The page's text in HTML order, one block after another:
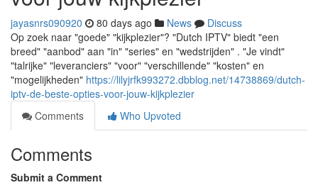
jayasnrs090920 80 days ago News
Discuss
Op zoek naar "goede" "kijkplezier"? "Dutch IPTV" biedt "een
breed" "aanbod" aan "in" "series" en "wedstrijden" . "Je vindt"
"talrijke" "leveranciers" "voor" "verschillende" "kosten" en
"mogelijkheden" https://lilyjrfk993272.dbblog.net/14738869/dutch-
iptv-de-beste-opties-voor-jouw-kijkplezier
Comments
Who Upvoted
Comments
Submit a Comment